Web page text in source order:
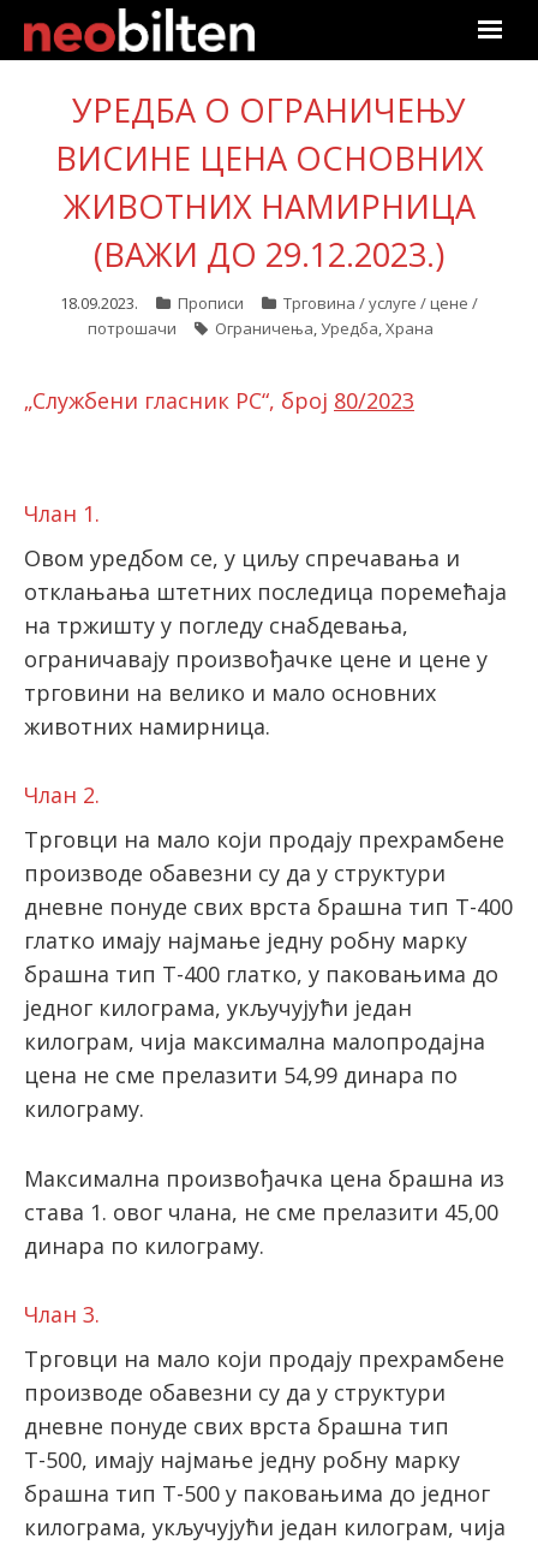
Почетна
Претрага
Актуелно
Подаци
Линкови
О нама
Пријава
latinica
УРЕДБА О ОГРАНИЧЕЊУ
ВИСИНЕ ЦЕНА ОСНОВНИХ
ЖИВОТНИХ НАМИРНИЦА
(ВАЖИ ДО 29.12.2023.)
18.09.2023. Прописи
Трговина / услуге / цене /
потрошачи
Ограничења,Уредба,Храна
„Службени гласник РС“, број 80/2023
Члан 1.
Овом уредбом се, у циљу спречавања и
отклањања штетних последица поремећаја
на тржишту у погледу снабдевања,
ограничавају произвођачке цене и цене у
трговини на велико и мало основних
животних намирница.
Члан 2.
Трговци на мало који продају прехрамбене
производе обавезни су да у структури
дневне понуде свих врста брашна тип Т-400
глатко имају најмање једну робну марку
брашна тип Т-400 глатко, у паковањима до
једног килограма, укључујући један
килограм, чија максимална малопродајна
цена не сме прелазити 54,99 динара по
килограму.
Максимална произвођачка цена брашна из
става 1. овог члана, не сме прелазити 45,00
динара по килограму.
Члан 3.
Трговци на мало који продају прехрамбене
производе обавезни су да у структури
дневне понуде свих врста брашна тип
Т-500, имају најмање једну робну марку
брашна тип Т-500 у паковањима до једног
килограма, укључујући један килограм, чија